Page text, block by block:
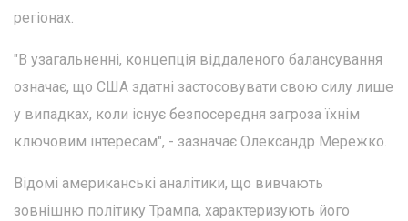
регіонах.
"В узагальненні, концепція віддаленого балансування
означає, що США здатні застосовувати свою силу лише
у випадках, коли існує безпосередня загроза їхнім
ключовим інтересам", - зазначає Олександр Мережко.
Відомі американські аналітики, що вивчають
зовнішню політику Трампа, характеризують його